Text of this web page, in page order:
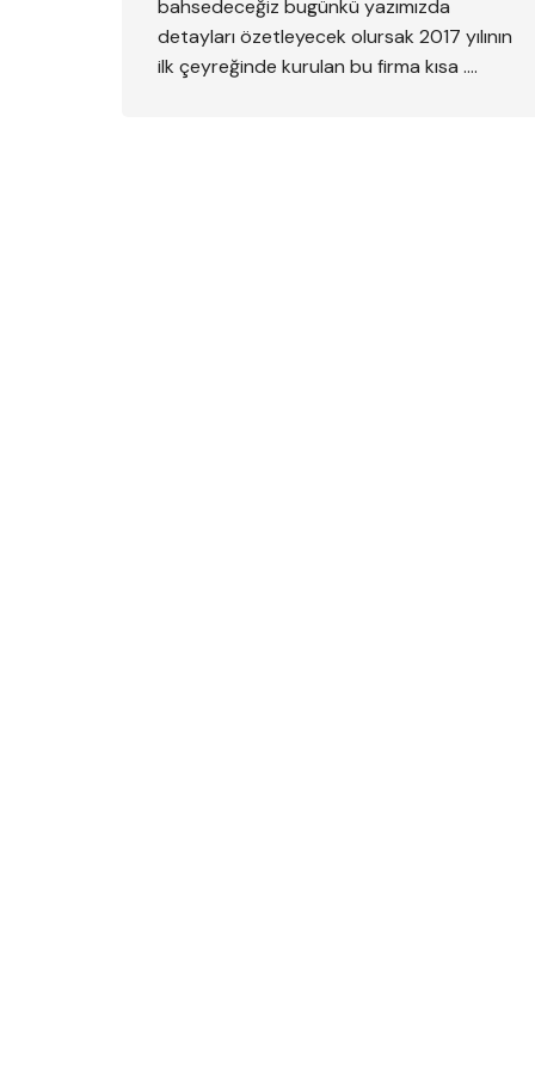
bahsedeceğiz bugünkü yazımızda
detayları özetleyecek olursak 2017 yılının
ilk çeyreğinde kurulan bu firma kısa ….